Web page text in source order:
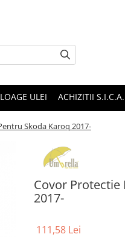
ULEI ACHIZITII
Skoda Karoq 2017-
Covor Protectie
2017-
111,58 Lei